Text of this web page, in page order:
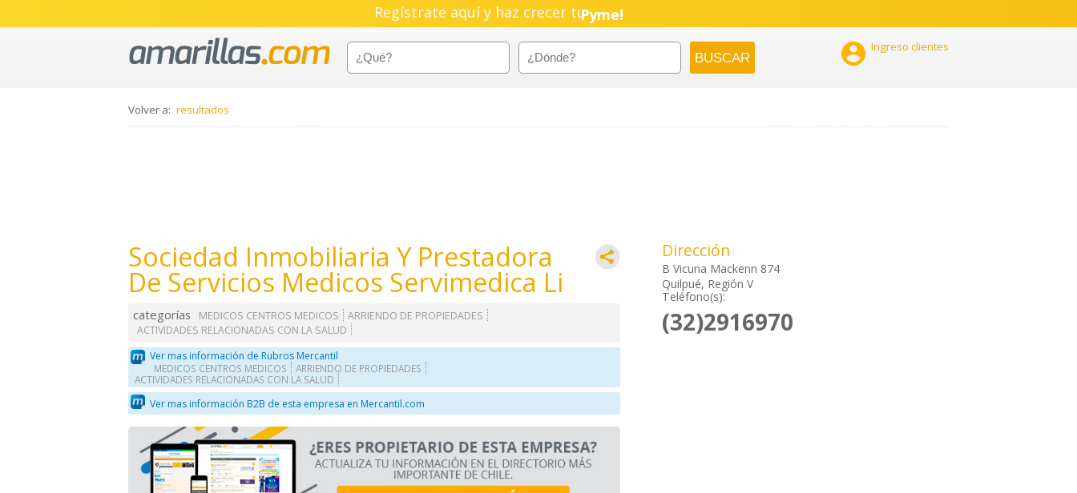
Regístrate aquí y haz crecer tuNegocio!
Pyme!
Emprendimiento!
 Ingreso clientes
Volver a: resultados
Sociedad Inmobiliaria Y Prestadora
De Servicios Medicos Servimedica Li
categorías MEDICOS CENTROS MEDICOS
ARRIENDO DE PROPIEDADES
ACTIVIDADES RELACIONADAS CON LA SALUD
Ver mas información de Rubros Mercantil
MEDICOS CENTROS MEDICOS
ARRIENDO DE PROPIEDADES
ACTIVIDADES RELACIONADAS CON LA SALUD
Ver mas información B2B de esta empresa en Mercantil.com
Dirección
B Vicuna Mackenn 874
Quilpué, Región V
Teléfono(s):
(32)2916970